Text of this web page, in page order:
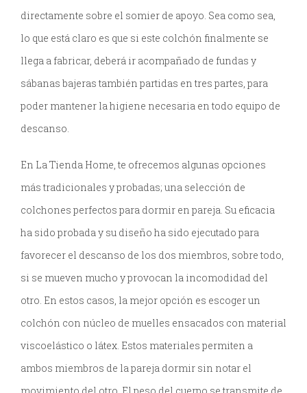
directamente sobre el somier de apoyo. Sea como sea,
lo que está claro es que si este colchón finalmente se
llega a fabricar, deberá ir acompañado de fundas y
sábanas bajeras también partidas en tres partes, para
poder mantener la higiene necesaria en todo equipo de
descanso.
En La Tienda Home, te ofrecemos algunas opciones
más tradicionales y probadas; una selección de
colchones perfectos para dormir en pareja. Su eficacia
ha sido probada y su diseño ha sido ejecutado para
favorecer el descanso de los dos miembros, sobre todo,
si se mueven mucho y provocan la incomodidad del
otro. En estos casos, la mejor opción es escoger un
colchón con núcleo de muelles ensacados con material
viscoelástico o látex. Estos materiales permiten a
ambos miembros de la pareja dormir sin notar el
movimiento del otro. El peso del cuerpo se transmite de